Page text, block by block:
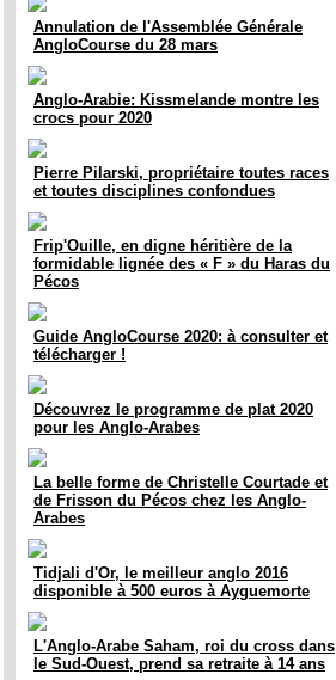
Annulation de l'Assemblée Générale
AngloCourse du 28 mars
Anglo-Arabie: Kissmelande montre les
crocs pour 2020
Pierre Pilarski, propriétaire toutes races
et toutes disciplines confondues
Frip'Ouille, en digne héritière de la
formidable lignée des « F » du Haras du
Pécos
Guide AngloCourse 2020: à consulter et
télécharger !
Découvrez le programme de plat 2020
pour les Anglo-Arabes
La belle forme de Christelle Courtade et
de Frisson du Pécos chez les Anglo-
Arabes
Tidjali d'Or, le meilleur anglo 2016
disponible à 500 euros à Ayguemorte
L'Anglo-Arabe Saham, roi du cross dans
le Sud-Ouest, prend sa retraite à 14 ans